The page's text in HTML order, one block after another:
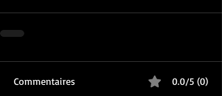
Commentaires 0.0/5 (0)